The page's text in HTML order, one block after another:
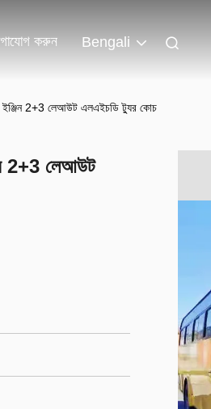
করুন Bengali
2+3 লেআউট এলএইচডি ট্যুর কোচ
2+3 লেআউট